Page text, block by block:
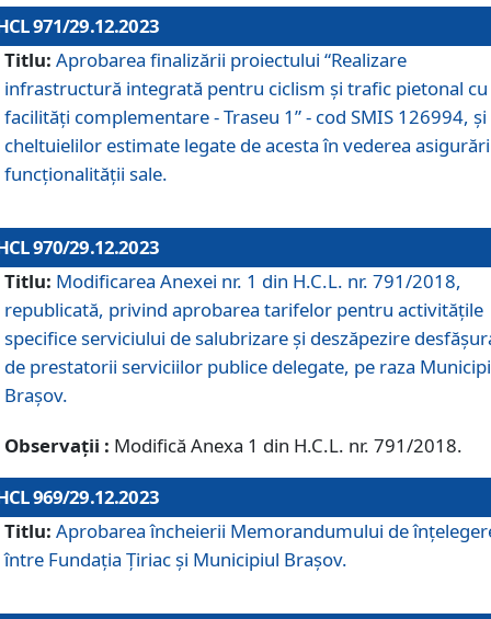
971/29.12.2023
Titlu: Aprobarea finalizării proiectului “Realizare
infrastructură integrată pentru ciclism şi trafic pietonal cu
facilităţi complementare - Traseu 1” - cod SMIS 126994, și
cheltuielilor estimate legate de acesta în vederea
funcționalității sale.
970/29.12.2023
Titlu: Modificarea Anexei nr. 1 din H.C.L. nr. 791/2018,
republicată, privind aprobarea tarifelor pentru activitățile
specifice serviciului de salubrizare și deszăpezire
de prestatorii serviciilor publice delegate, pe raza
Brașov.
Observații : Modifică Anexa 1 din H.C.L. nr. 791/2018.
969/29.12.2023
Titlu: Aprobarea încheierii Memorandumului de
între Fundația Țiriac și Municipiul Brașov.